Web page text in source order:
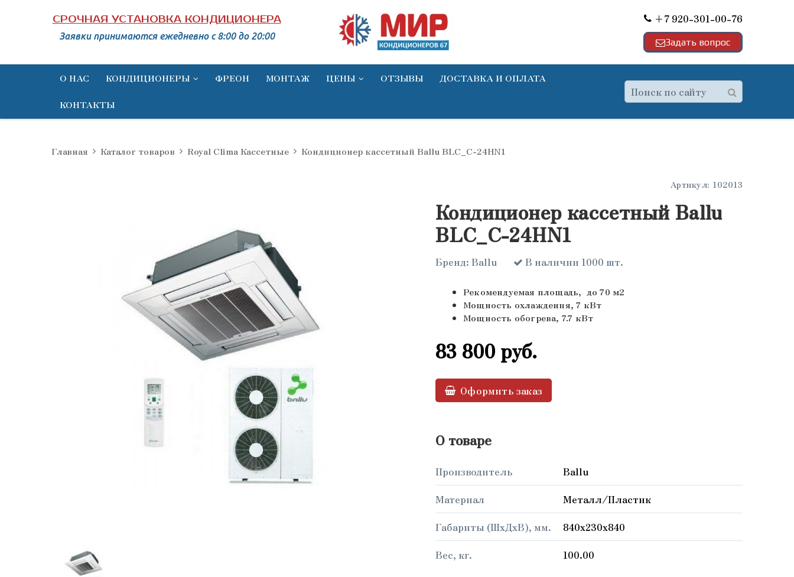
СРОЧНАЯ УСТАНОВКА КОНДИЦИОНЕРА
Заявки принимаются ежедневно c 8:00 до 20:00
+7 920-301-00-76
Задать вопрос
О НАС КОНДИЦИОНЕРЫ ФРЕОН МОНТАЖ ЦЕНЫ ОТЗЫВЫ ДОСТАВКА И ОПЛАТА
КОНТАКТЫ
Главная Каталог товаров Royal Clima Кассетные Кондиционер кассетный Ballu BLC_C-24HN1
Артикул: 102013
Кондиционер кассетный Ballu
BLC_C-24HN1
Бренд: Ballu В наличии 1000 шт.
Рекомендуемая площадь, до 70 м2
Мощность охлаждения, 7 кВт
Мощность обогрева, 7.7 кВт
83 800 руб.
Оформить заказ
О товаре
Производитель
Ballu
Материал
Металл/Пластик
Габариты (ШxДxВ), мм.
840x230x840
Вес, кг.
100.00